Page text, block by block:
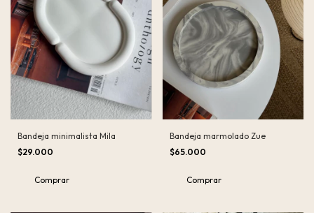
Bandeja minimalista Mila
$29.000
Bandeja marmolado Zue
$65.000